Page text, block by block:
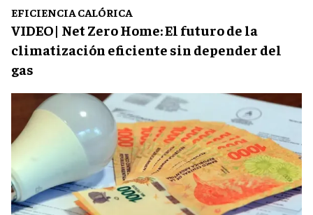
EFICIENCIA CALÓRICA
VIDEO| Net Zero Home: El futuro de la
climatización eficiente sin depender del
gas